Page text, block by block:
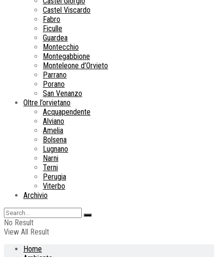
Castel Viscardo
Fabro
Ficulle
Guardea
Montecchio
Montegabbione
Monteleone d’Orvieto
Parrano
Porano
San Venanzo
Oltre l’orvietano
Acquapendente
Alviano
Amelia
Bolsena
Lugnano
Narni
Terni
Perugia
Viterbo
Archivio
No Result
View All Result
Home